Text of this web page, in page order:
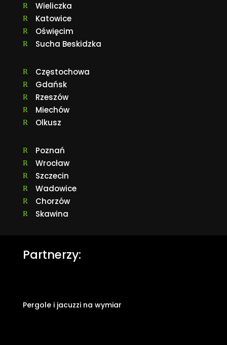
R Wieliczka
R Katowice
R Oświęcim
R Sucha Beskidzka
R Częstochowa
R Gdańsk
R Rzeszów
R Miechów
R Olkusz
R Poznań
R Wrocław
R Szczecin
R Wadowice
R Chorzów
R Skawina
Partnerzy:
Pergole i jacuzzi na wymiar